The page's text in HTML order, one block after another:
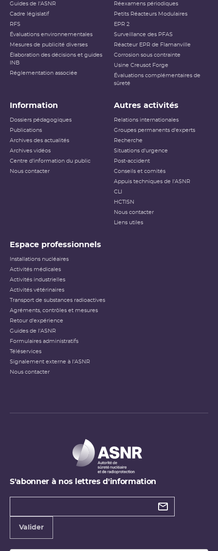
Guides de l'ASNR
Cadre législatif
RFS
Évaluations environnementales
Mesures de publicité diverses
Élaboration des décisions et guides
INB
Réglementation associée
Réexamens périodiques
Petits Réacteurs Modulaires
EPR 2
Surveillance des PFAS
Réacteur EPR de Flamanville
Corrosion sous contrainte
Usine Creusot Forge
Évaluations complémentaires de
sûreté
Information
Dossiers pédagogiques
Publications
Archives des actualités
Archives vidéos
Centre d'information du public
Nous contacter
Autres activités
Relations internationales
Groupes permanents d'experts
Recherche
Situations d'urgence
Post-accident
Conseils et comités
Appuis techniques de l'ASNR
CLI
HCTISN
Nous contacter
Liens utiles
Espace professionnels
Installations nucléaires
Activités médicales
Activités industrielles
Activités vétérinaires
Transport de substances radioactives
Agréments, contrôles et mesures
Retour d'expérience
Guides de l'ASNR
Formulaires administratifs
Téléservices
Signalement externe à l'ASNR
Nous contacter
S'abonner à nos lettres d'information
Types de
mail
Valider